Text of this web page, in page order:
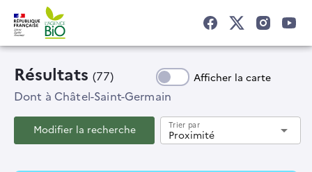
Résultats (77) Afficher la carte
Dont à Châtel-Saint-Germain
Modifier la recherche Proximité
Trier par arrow_drop_down